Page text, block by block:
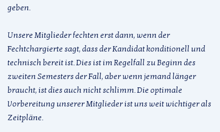
geben.
Unsere Mitglieder fechten erst dann, wenn der
Fechtchargierte sagt, dass der Kandidat konditionell und
technisch bereit ist. Dies ist im Regelfall zu Beginn des
zweiten Semesters der Fall, aber wenn jemand länger
braucht, ist dies auch nicht schlimm. Die optimale
Vorbereitung unserer Mitglieder ist uns weit wichtiger als
Zeitpläne.